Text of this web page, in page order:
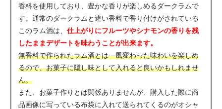
香料を使用しており、豊かな香りが楽しめるダークラムで
す。通常のダークラムと違い香料で香り付けがされている
このラム酒は、 仕上がりにフルーツやシナモンの香りを残
したままデザートを味わうことが出来ます。
無香料で作られたラム酒とは一風変わった味わいを楽しめ
るので、お菓子に隠し味として入れると良いかもしれませ
ん。
また、お菓子作りとは関係ありませんが、購入した際に商
品画像に写っている布袋に入れて送られてくるのがオシャ